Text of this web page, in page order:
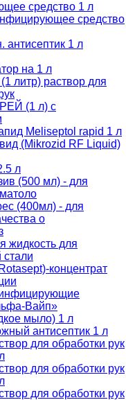
средство 1 л
средство
антисептик 1 л
на 1 л
литр) раствор для
(1 л) с
Meliseptol rapid 1 л
(Mikrozid RF Liquid)
л
(500 мл) - для
(400мл) - для
о
жидкость для
концентрат
Вайп»
мыло) 1 л
антисептик 1 л
для обработки рук
для обработки рук
для обработки рук